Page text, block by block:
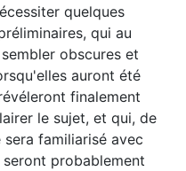
quelques
qui au
obscures et
auront été
finalement
le sujet, et qui, de
familiarisé avec
probablement